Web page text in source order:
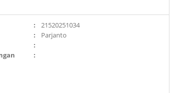
:
21520251034
:
Parjanto
:
: